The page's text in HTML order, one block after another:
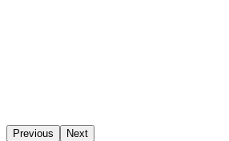
Previous Next